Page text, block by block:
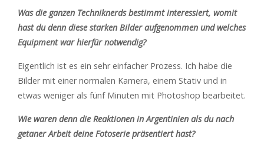
Was die ganzen Techniknerds bestimmt interessiert, womit
hast du denn diese starken Bilder aufgenommen und welches
Equipment war hierfür notwendig?
Eigentlich ist es ein sehr einfacher Prozess. Ich habe die
Bilder mit einer normalen Kamera, einem Stativ und in
etwas weniger als fünf Minuten mit Photoshop bearbeitet.
Wie waren denn die Reaktionen in Argentinien als du nach
getaner Arbeit deine Fotoserie präsentiert hast?